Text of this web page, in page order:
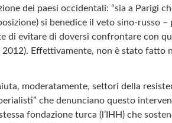
dei paesi occidentali: “sia a Parigi
si benedice il veto sino-russo
di evitare di doversi confrontare con
Effettivamente, non è stato fatto
moderatamente, settori della
che denunciano questo
fondazione turca (l’IHH) che